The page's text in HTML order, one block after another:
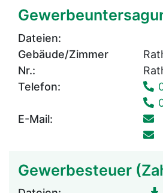
Dateien:
Gebäude/Zimmer
Nr.:
Telefon:
E-Mail:
Gewerbesteuer